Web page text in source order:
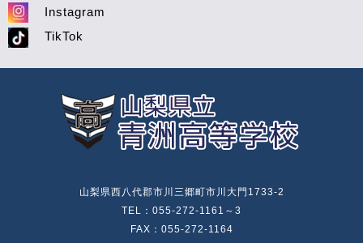
Instagram
TikTok
山梨県西八代郡市川三郷町市川大門1733-2
TEL：055-272-1161～3
FAX：055-272-1164